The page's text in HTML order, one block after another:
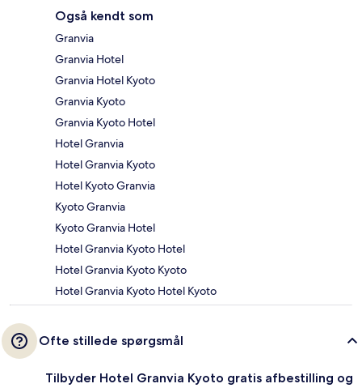
Også kendt som
Granvia
Granvia Hotel
Granvia Hotel Kyoto
Granvia Kyoto
Granvia Kyoto Hotel
Hotel Granvia
Hotel Granvia Kyoto
Hotel Kyoto Granvia
Kyoto Granvia
Kyoto Granvia Hotel
Hotel Granvia Kyoto Hotel
Hotel Granvia Kyoto Kyoto
Hotel Granvia Kyoto Hotel Kyoto
Ofte stillede spørgsmål
Tilbyder Hotel Granvia Kyoto gratis afbestilling og